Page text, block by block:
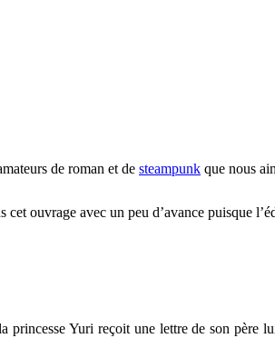
de roman et de steampunk que nous
ouvrage avec un peu d’avance puisque
princesse Yuri reçoit une lettre de son père